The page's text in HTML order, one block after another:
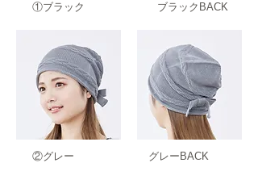
​①ブラック
​②グレー
​ブラックBACK
​グレーBACK